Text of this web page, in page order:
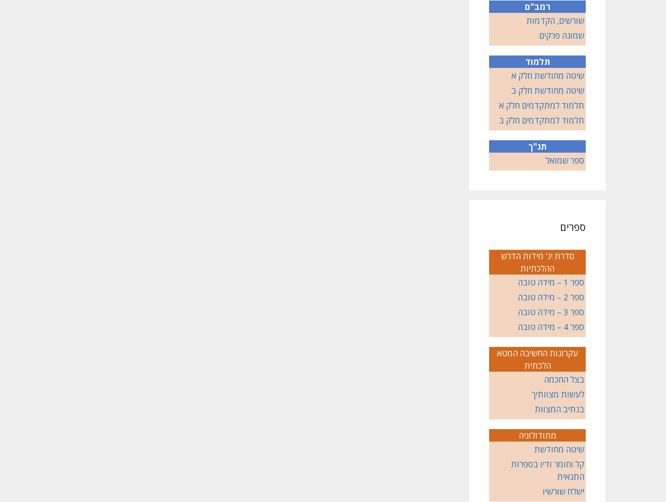
רמב"ם
שורשים, הקדמות
שמונה פרקים
תלמוד
שיטה מחודשת חלק א
שיטה מחודשת חלק ב
תלמוד למתקדמים חלק א
תלמוד למתקדמים חלק ב
תנ"ך
ספר שמואל
ספרים
סדרת יג' מידות הדרש
ההלכתיות
ספר 1 – מידה טובה
ספר 2 – מידה טובה
ספר 3 – מידה טובה
ספר 4 – מידה טובה
עקרונות החשיבה המטא
הלכתית
בצל החכמה
לעשות מצוותיך
בנתיב המצוות
מתודולוגיה
שיטה מחודשת
קל וחומר ודיו בספרות
התנאית
ישלח שורשיו